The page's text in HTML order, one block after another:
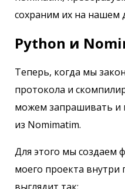
сохраним их на нашем
Python и
Теперь, когда мы
протокола и
можем запрашивать и
из Nomimatim.
Для этого мы создаем
моего проекта внутри
выглядит так: